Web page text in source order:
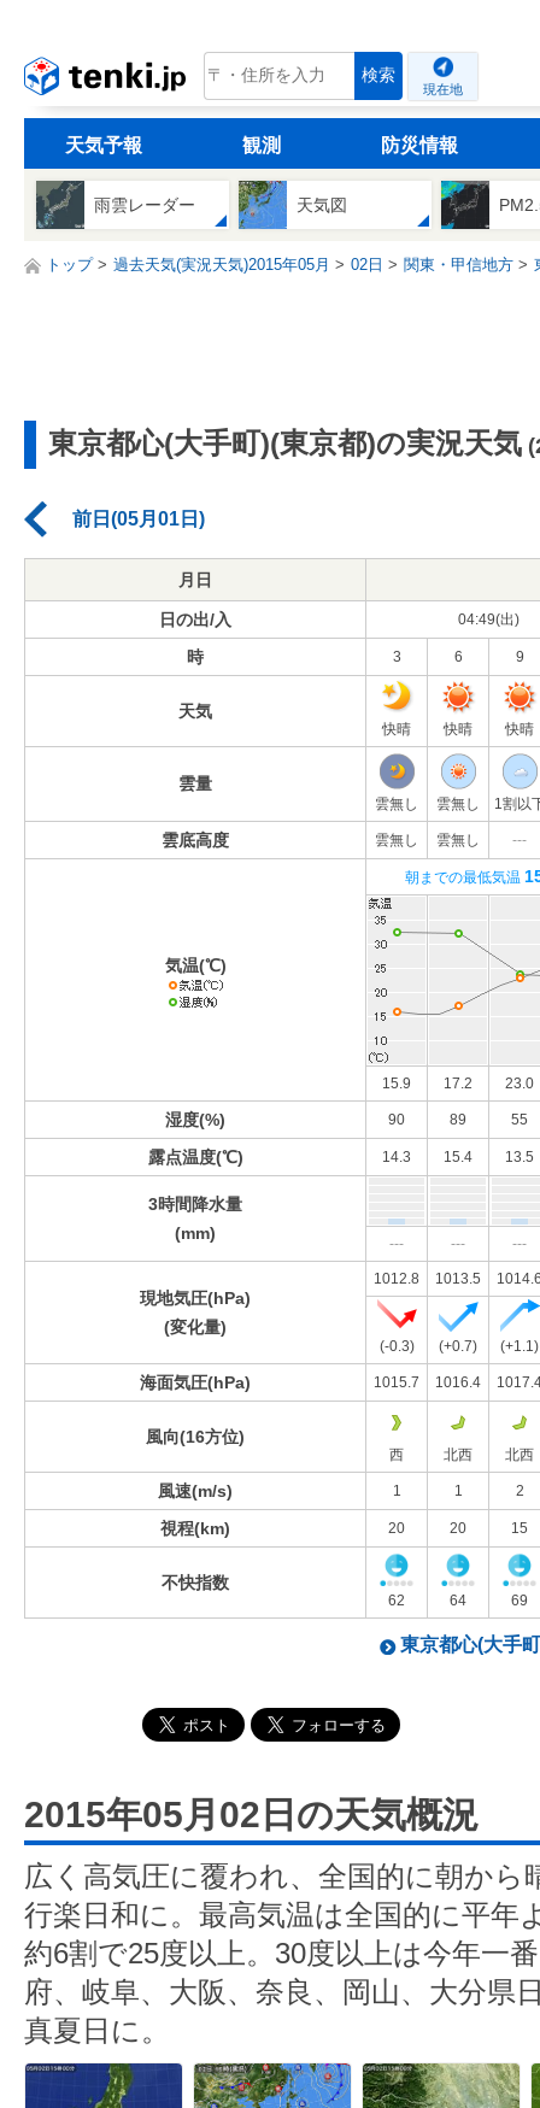
tenki.jp 検索
現在地
天気予報 観測 防災情報
雨雲レーダー 天気図
トップ 過去天気(実況天気)2015年05月 02日 関東・甲信地方
東京都心(大手町)(東京都)の実況天気
前日(05月01日)
月日
日の出/入 04:49(出)
時 3 6 9
天気
快晴 快晴 快晴
雲量
雲無し 雲無し 1割以
雲底高度 雲無し 雲無し ---
気温(℃)
朝までの最低気温
15.9 17.2 23.0
湿度(%) 90 89 55
露点温度(℃) 14.3 15.4 13.5
3時間降水量
(mm)
--- --- ---
現地気圧(hPa)
(変化量)
1012.8 1013.5
(-0.3) (+0.7) (+1.1)
海面気圧(hPa) 1015.7 1016.4
風向(16方位)
西 北西 北西
風速(m/s) 1 1 2
視程(km) 20 20 15
不快指数
62 64 69
東京都心(大手
2015年05月02日の天気概況
広く高気圧に覆われ、全国的に朝から
行楽日和に。最高気温は全国的に平年
約6割で25度以上。30度以上は今年一
府、岐阜、大阪、奈良、岡山、大分県
真夏日に。